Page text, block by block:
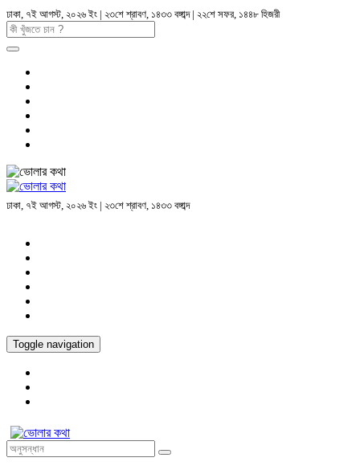
ঢাকা, ৭ই আগস্ট, ২০২৬ ইং | ২৩শে শ্রাবণ, ১৪৩৩ বঙ্গাব্দ | ২২শে সফর, ১৪৪৮ হিজরী
ঢাকা, ৭ই আগস্ট, ২০২৬ ইং | ২৩শে শ্রাবণ, ১৪৩৩ বঙ্গাব্দ
Toggle navigation